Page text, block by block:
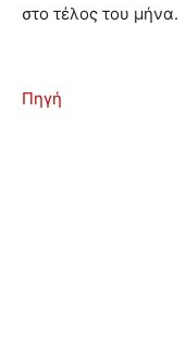
στο τέλος του μήνα.
Πηγή